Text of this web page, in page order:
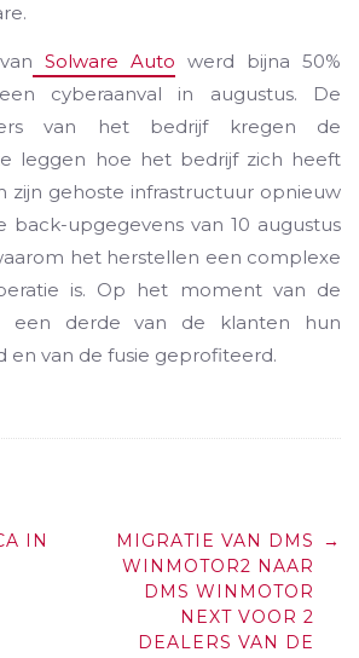
Solware Auto werd bijna 50%
cyberaanval in augustus. De
van het bedrijf kregen de
leggen hoe het bedrijf zich heeft
zijn gehoste infrastructuur opnieuw
upgegevens van 10 augustus
het herstellen een complexe
is. Op het moment van de
een derde van de klanten hun
en van de fusie geprofiteerd.
IN
MIGRATIE VAN DMS
WINMOTOR2 NAAR
DMS WINMOTOR
NEXT VOOR 2
DEALERS VAN DE
→